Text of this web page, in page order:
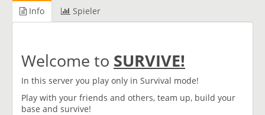
Info Spieler
Welcome to SURVIVE!
In this server you play only in Survival mode!
Play with your friends and others, team up, build your
base and survive!